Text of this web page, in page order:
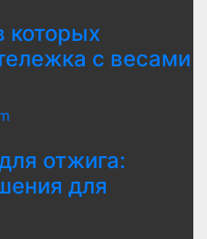
которых
с весами
отжига:
для